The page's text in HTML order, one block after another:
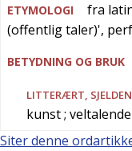
ETYMOLOGI fra
(offentlig taler)',
BETYDNING OG BRUK
LITTERÆRT, SJELDEN
kunst;
Siter denne